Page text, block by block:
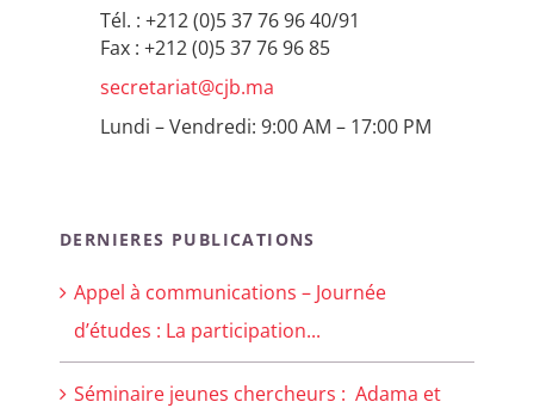
Tél. : +212 (0)5 37 76 96 40/91
Fax : +212 (0)5 37 76 96 85
secretariat@cjb.ma
Lundi – Vendredi: 9:00 AM – 17:00 PM
DERNIERES PUBLICATIONS
Appel à communications – Journée
d’études : La participation...
Séminaire jeunes chercheurs : Adama et